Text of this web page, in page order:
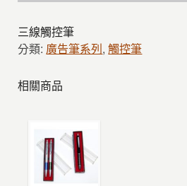
三線觸控筆
分類: 廣告筆系列,觸控筆
相關商品